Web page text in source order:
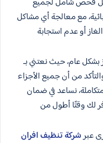
مع معالجة أي مشاكل
أو عدم استجابة
بشكل عام، حيث نعتني بـ
من أن جميع الأجزاء
نساعد في ضمان
لك وقتًا أطول من
عبرشركة تنظيف افران